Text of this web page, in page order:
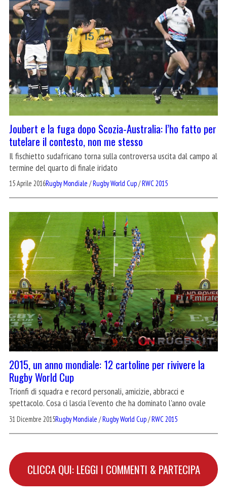
Joubert e la fuga dopo Scozia-Australia: l’ho fatto per
tutelare il contesto, non me stesso
Il fischietto sudafricano torna sulla controversa uscita dal campo al
termine del quarto di finale iridato
15 Aprile 2016Rugby Mondiale /Rugby World Cup/RWC 2015
2015, un anno mondiale: 12 cartoline per rivivere la
Rugby World Cup
Trionfi di squadra e record personali, amicizie, abbracci e
spettacolo. Cosa ci lascia l'evento che ha dominato l'anno ovale
31 Dicembre 2015Rugby Mondiale /Rugby World Cup/RWC 2015
CLICCA QUI: LEGGI I COMMENTI & PARTECIPA